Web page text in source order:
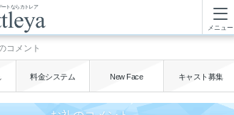
ートならカトレア
メニュー
コメント
料金システム New Face キャスト募集